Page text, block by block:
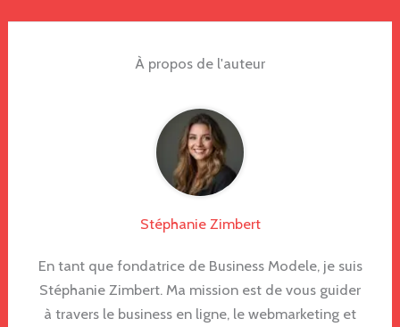
À propos de l'auteur
Stéphanie Zimbert
En tant que fondatrice de Business Modele, je suis
Stéphanie Zimbert. Ma mission est de vous guider
à travers le business en ligne, le webmarketing et